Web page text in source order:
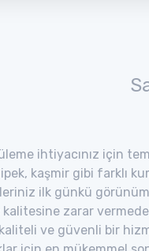
ihtiyacınız için
kaşmir gibi farklı
ilk günkü
kalitesine zarar
ve güvenli bir